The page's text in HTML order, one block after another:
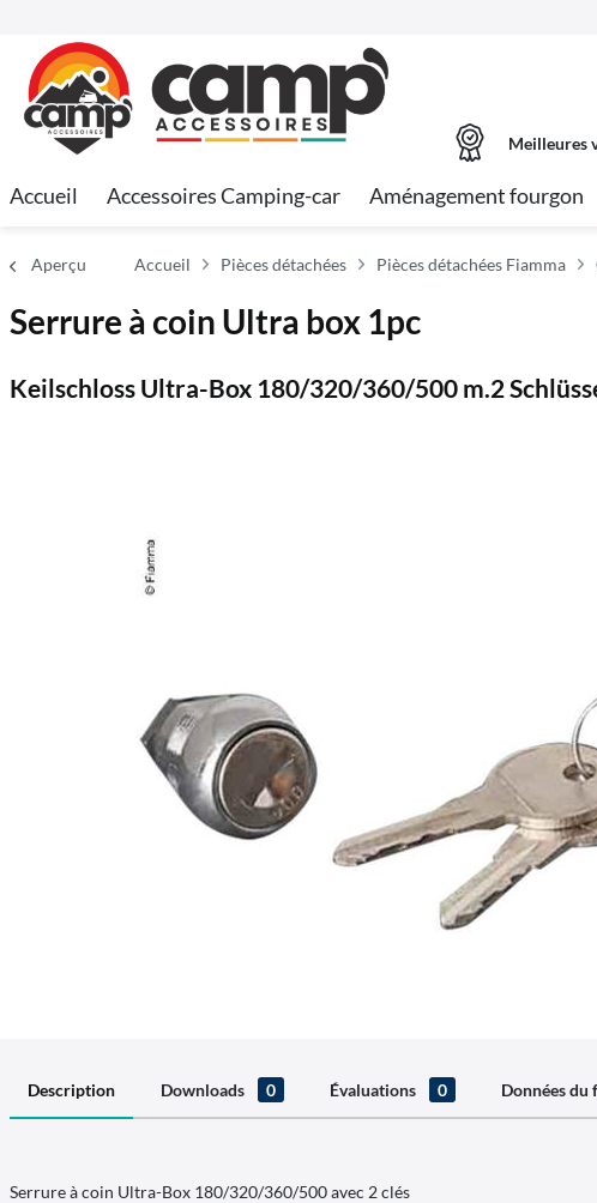
Meilleures
Accueil Accessoires Camping-car Aménagement fourgon
Aperçu Accueil Pièces détachées Pièces détachées Fiamma
Serrure à coin Ultra box 1pc
Keilschloss Ultra-Box 180/320/360/500 m.2
Description Downloads 0 Évaluations 0 Données du
Serrure à coin Ultra-Box 180/320/360/500 avec 2 clés